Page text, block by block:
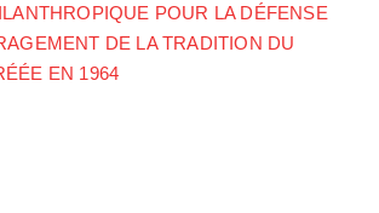
POUR LA DÉFENSE
DE LA TRADITION DU
EN 1964